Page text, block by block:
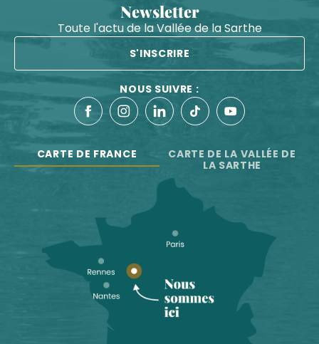
Newsletter
Toute l'actu de la Vallée de la Sarthe
S'INSCRIRE
NOUS SUIVRE :
CARTE DE FRANCE
CARTE DE LA VALLÉE DE
LA SARTHE